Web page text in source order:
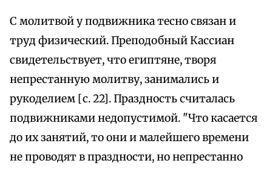
С молитвой у подвижника тесно связан и
труд физический. Преподобный Кассиан
свидетельствует, что египтяне, творя
непрестанную молитву, занимались и
рукоделием [с. 22]. Праздность считалась
подвижниками недопустимой. "Что касается
до их занятий, то они и малейшего времени
не проводят в праздности, но непрестанно